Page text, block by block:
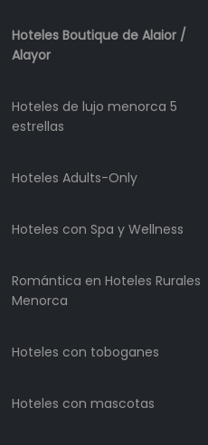
barcos
Alquiler
Alquiler
Menorca
Servicios
movilidad
Club
Golf
Eventos
Hoteles Boutique de Alaior /
Alayor
Hoteles de lujo menorca 5
estrellas
Hoteles Adults-Only
Hoteles con Spa y Wellness
Romántica en Hoteles Rurales
Menorca
Hoteles con toboganes
Hoteles con mascotas